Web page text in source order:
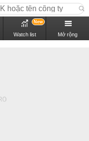
Watch list
New
Mở rộng